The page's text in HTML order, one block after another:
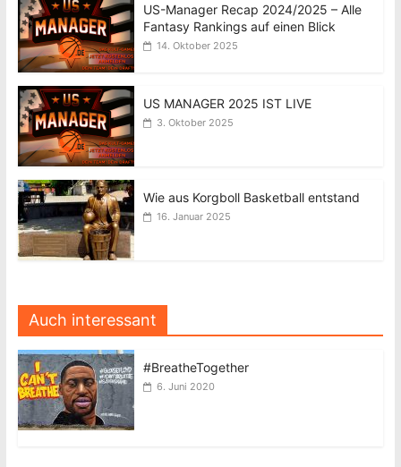
US-Manager Recap 2024/2025 – Alle
Fantasy Rankings auf einen Blick
14. Oktober 2025
US MANAGER 2025 IST LIVE
3. Oktober 2025
Wie aus Korgboll Basketball entstand
16. Januar 2025
Auch interessant
#BreatheTogether
6. Juni 2020